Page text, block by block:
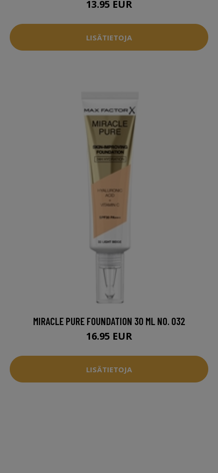
13.95 EUR
LISÄTIETOJA
MIRACLE PURE FOUNDATION 30 ML NO. 032
16.95 EUR
LISÄTIETOJA